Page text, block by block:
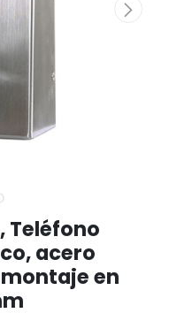
Teléfono
acero
en